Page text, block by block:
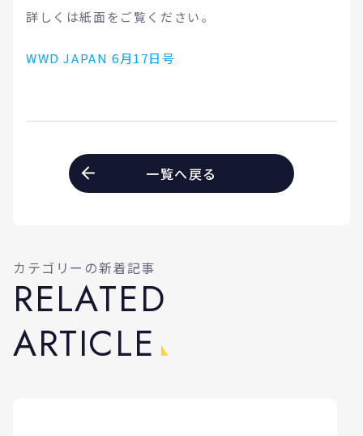
詳しくは紙面をご覧ください。
WWD JAPAN 6月17日号
一覧へ戻る
カテゴリーの新着記事
RELATED
ARTICLE